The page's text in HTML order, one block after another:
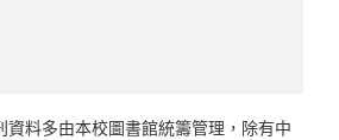
資料多由本校圖書館統籌管理，除有中